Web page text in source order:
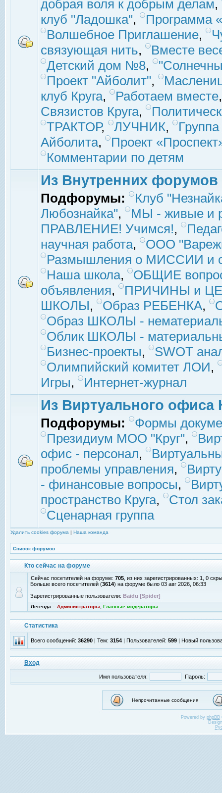
добрая воля к добрым делам,
клуб "Ладошка",
Программа
Волшебное Приглашение,
связующая нить,
Вместе
Детский дом №8,
Проект "Айболит",
клуб Круга, Работаем вместе
Связистов Круга,
ТРАКТОР, ЛУЧНИК,
Айболита,
Проект
Комментарии по детям
Из Внутренних форумов
Подфорумы:
Клуб
Любознайка",
МЫ - живые и
ПРАВЛЕНИЕ! Учимся!,
научная работа,
ООО
Размышления о МИССИИ и
Наша школа,
ОБЩИЕ
объявления,
ПРИЧИНЫ и
ШКОЛЫ, Образ РЕБЕНКА,
Образ ШКОЛЫ -
Облик ШКОЛЫ -
Бизнес-проекты,
SWOT
Олимпийский комитет ЛОИ,
Игры, Интернет-журнал
Из Виртуального офиса
Подфорумы:
Формы
Президиум МОО "Круг",
офис - персонал,
проблемы управления,
- финансовые вопросы,
пространство Круга,
Стол
Сценарная группа
Удалить cookies форума | Наша команда
Список форумов
Кто сейчас на форуме
Сейчас посетителей на форуме: 705 , из них зарегистрированных: 1, 0
Больше всего посетителей (3614) на форуме было 03 авг 2026, 06:33
Зарегистрированные пользователи: Baidu [Spider]
Легенда :: Администраторы Главные модераторы
Статистика
Всего сообщений: 36290 | Тем: 3154 | Пользователей: 599 | Новый
Вход
Имя пользователя: Пароль:
Непрочитанные сообщения
Powered by phpBB